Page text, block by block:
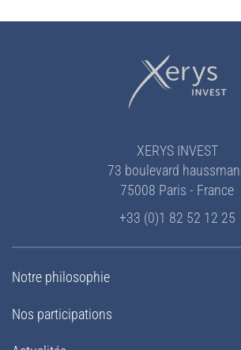
XERYS INVEST
73 boulevard
75008 Paris - France
+33 (0)1 82 52 12 25
Notre philosophie
Nos participations